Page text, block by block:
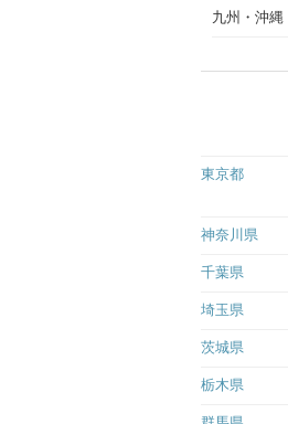
九州 沖縄
東京都
神奈川県
千葉県
埼玉県
茨城県
栃木県